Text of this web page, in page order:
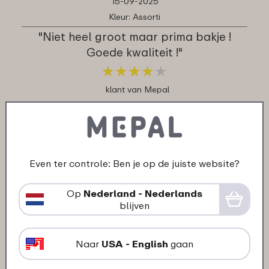
Kleur: Assorti
"Niet heel groot maar prima bakje !
Goede kwaliteit !"
★★★★ ★
★★★★ ★
klant van Mepal
09-09-2025
"Goede aansluiting en mooi"
★★★★★
★★★★★
klant van Mepal
Even ter controle: Ben je op de juiste website?
Op Nederland - Nederlands
blijven
Naar USA - English gaan